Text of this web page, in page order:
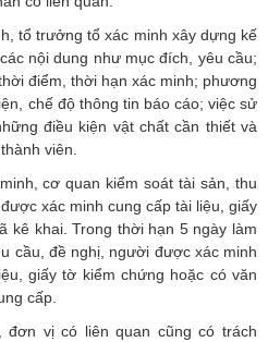
tổ trưởng tổ xác minh xây dựng kế
nội dung như mục đích, yêu cầu;
điểm, thời hạn xác minh; phương
chế độ thông tin báo cáo; việc sử
điều kiện vật chất cần thiết và
viên.
cơ quan kiểm soát tài sản, thu
xác minh cung cấp tài liệu, giấy
kê khai. Trong thời hạn 5 ngày làm
cầu, đề nghị, người được xác minh
giấy tờ kiểm chứng hoặc có văn
cấp.
vị có liên quan cũng có trách